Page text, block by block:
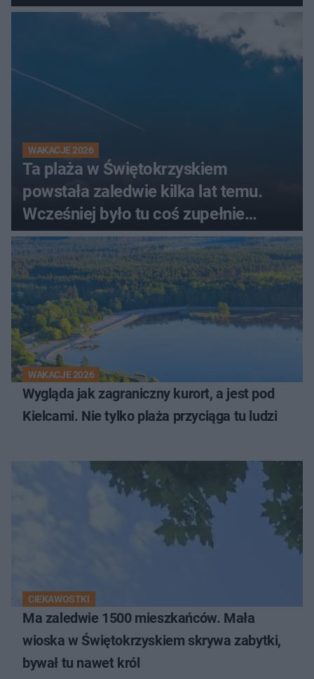
WAKACJE 2026
Ta plaża w Świętokrzyskiem
powstała zaledwie kilka lat temu.
Wcześniej było tu coś zupełnie
innego
WAKACJE 2026
Wygląda jak zagraniczny kurort, a jest pod
Kielcami. Nie tylko plaża przyciąga tu ludzi
CIEKAWOSTKI
Ma zaledwie 1500 mieszkańców. Mała
wioska w Świętokrzyskiem skrywa zabytki,
bywał tu nawet król